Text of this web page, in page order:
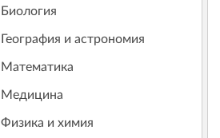
Биология
География и астрономия
Математика
Медицина
Физика и химия